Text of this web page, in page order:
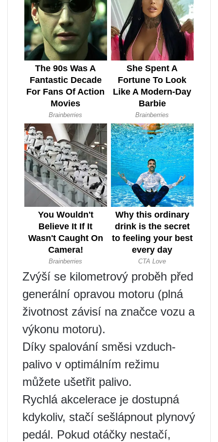
Zvýší se kilometrový proběh před
generální opravou motoru (plná
životnost závisí na značce vozu a
výkonu motoru).
Díky spalování směsi vzduch-
palivo v optimálním režimu
můžete ušetřit palivo.
Rychlá akcelerace je dostupná
kdykoliv, stačí sešlápnout plynový
pedál. Pokud otáčky nestačí,